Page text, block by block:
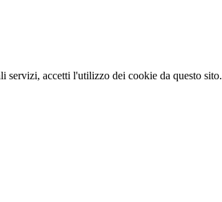
accetti l'utilizzo dei cookie da questo sito.